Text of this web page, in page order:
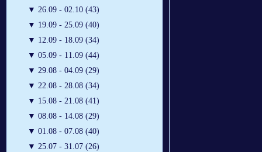
▼ 26.09 - 02.10 (43)
▼ 19.09 - 25.09 (40)
▼ 12.09 - 18.09 (34)
▼ 05.09 - 11.09 (44)
▼ 29.08 - 04.09 (29)
▼ 22.08 - 28.08 (34)
▼ 15.08 - 21.08 (41)
▼ 08.08 - 14.08 (29)
▼ 01.08 - 07.08 (40)
▼ 25.07 - 31.07 (26)